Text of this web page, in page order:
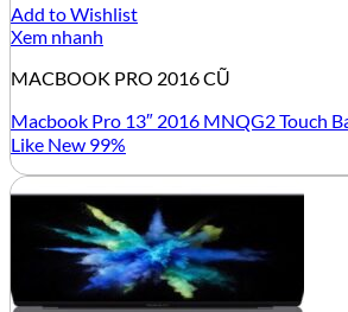
Add to Wishlist
Xem nhanh
MACBOOK PRO 2016 CŨ
Macbook Pro 13″ 2016 MNQG2 Touch
Like New 99%